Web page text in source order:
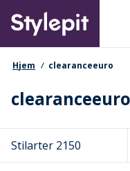
main
content
Primary
navigationssti
Hjem clearanceeuro
clearanceeuro
Stilarter 2150